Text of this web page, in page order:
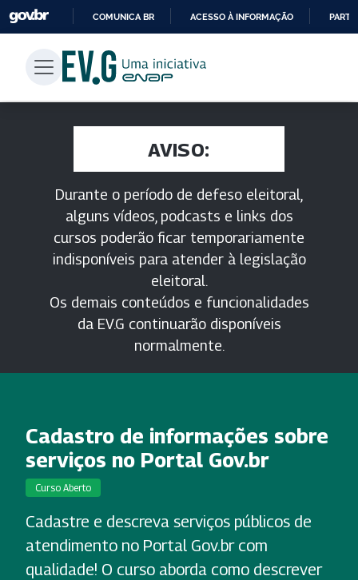
PARA
CONTEÚDO
COMUNICA BR ACESSO À INFORMAÇÃO
AVISO:
Durante o período de defeso eleitoral,
alguns vídeos, podcasts e links dos
cursos poderão ficar temporariamente
indisponíveis para atender à legislação
eleitoral.
Os demais conteúdos e funcionalidades
da EV.G continuarão disponíveis
normalmente.
Cadastro de informações sobre
serviços no Portal Gov.br
Curso Aberto
Cadastre e descreva serviços públicos de
atendimento no Portal Gov.br com
qualidade! O curso aborda como descrever